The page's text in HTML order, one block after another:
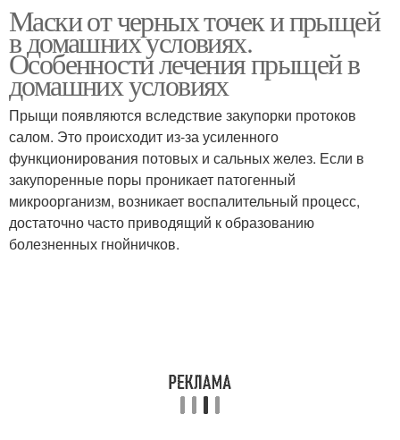
Маски от черных точек и прыщей
в домашних условиях.
Особенности лечения прыщей в
домашних условиях
Прыщи появляются вследствие закупорки протоков
салом. Это происходит из-за усиленного
функционирования потовых и сальных желез. Если в
закупоренные поры проникает патогенный
микроорганизм, возникает воспалительный процесс,
достаточно часто приводящий к образованию
болезненных гнойничков.